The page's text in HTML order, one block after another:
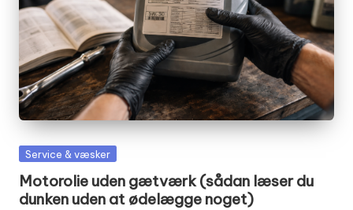
Posted
Service & væsker
Motorolie uden gætværk (sådan læser du
dunken uden at ødelægge noget)